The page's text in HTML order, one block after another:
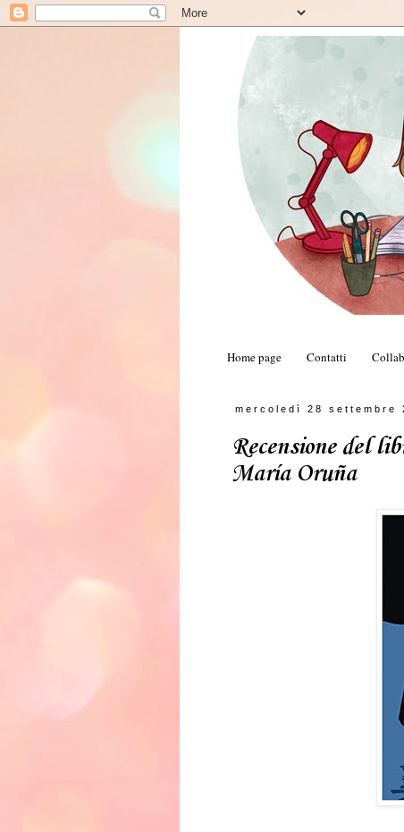
Home page Contatti
mercoledì 28 settembre
Recensione del
María Oruña